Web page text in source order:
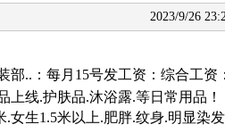
2023/9/26
部..：每月15号发工资：综合工
上线.护肤品.沐浴露.等日常用品！
女生1.5米以上.肥胖.纹身.明显染